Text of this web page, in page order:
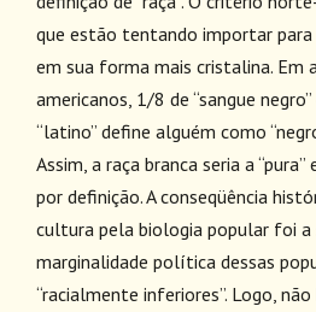
que estão tentando importar para
em sua forma mais cristalina. Em
americanos, 1/8 de “sangue
“latino” define alguém como
Assim, a raça branca seria a “pura”
por definição. A conseqüência
cultura pela biologia popular foi a
marginalidade política dessas
“racialmente inferiores”. Logo,